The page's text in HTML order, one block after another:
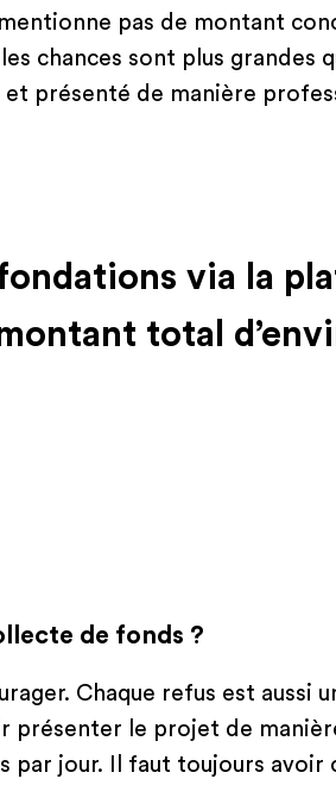
pas de montant
chances sont plus grandes
présenté de manière
via la
total
de fonds ?
Chaque refus est aussi
présenter le projet de
par jour. Il faut toujours avoir